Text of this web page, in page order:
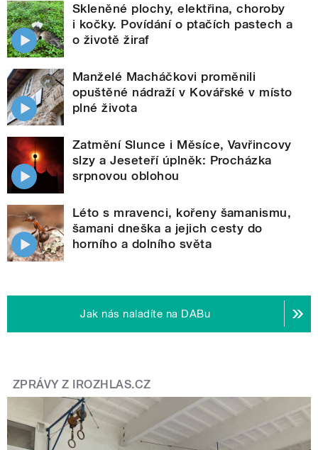
Skleněné plochy, elektřina, choroby
i kočky. Povídání o ptačích pastech a
o životě žiraf
Manželé Macháčkovi proměnili
opuštěné nádraží v Kovářské v místo
plné života
Zatmění Slunce i Měsíce, Vavřincovy
slzy a Jeseteří úplněk: Procházka
srpnovou oblohou
Léto s mravenci, kořeny šamanismu,
šamani dneška a jejich cesty do
horního a dolního světa
Jak nás naladíte na DABu
ZPRÁVY Z IROZHLAS.CZ